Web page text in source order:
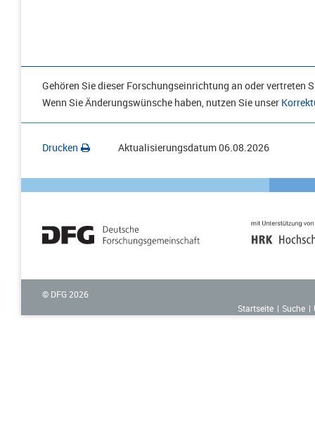
Gehören Sie dieser Forschungseinrichtung an oder vertreten
Wenn Sie Änderungswünsche haben, nutzen Sie unser
Drucken Aktualisierungsdatum06.08.2026
© DFG 2026
Startseite
Suche